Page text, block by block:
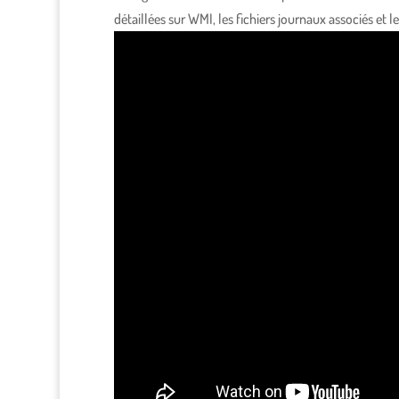
détaillées sur WMI, les fichiers journaux associés et